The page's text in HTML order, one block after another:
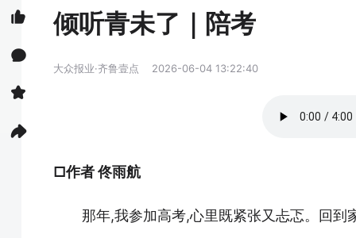
倾听青未了｜陪考
大众报业·齐鲁壹点 2026-06-04 13:22:40
□作者 佟雨航
那年,我参加高考,心里既紧张又忐忑。回到